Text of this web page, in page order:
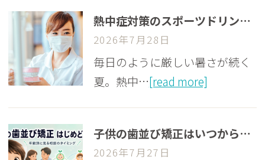
熱中症対策のスポーツドリンク、実は歯に注意？子どもの酸蝕症を防ぐ飲み方
2026年7月28日
毎日のように厳しい暑さが続く
夏。熱中…[read more]
子供の歯並び矯正はいつから始めるべき？年齢別の目安と最適なタイミング
2026年7月27日